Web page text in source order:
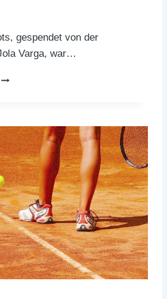
gespendet von der
Varga, war…